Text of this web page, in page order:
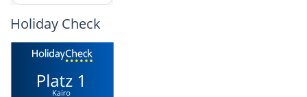
Holiday Check